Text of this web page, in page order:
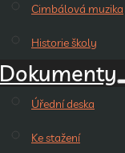
Cimbálová muzika
Historie školy
Dokumenty
Úřední deska
Ke stažení